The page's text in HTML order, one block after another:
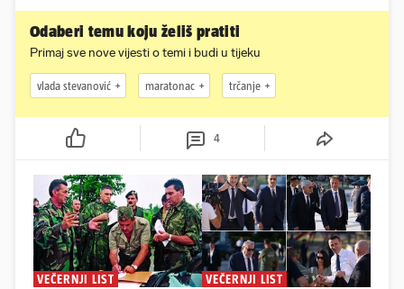
Odaberi temu koju želiš pratiti
Primaj sve nove vijesti o temi i budi u tijeku
vlada stevanović maratonac trčanje
4